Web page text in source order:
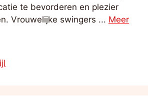
te bevorderen en plezier
Vrouwelijke swingers ... Meer